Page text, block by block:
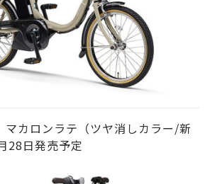
カロンラテ（ツヤ消しカラー/新
日発売予定